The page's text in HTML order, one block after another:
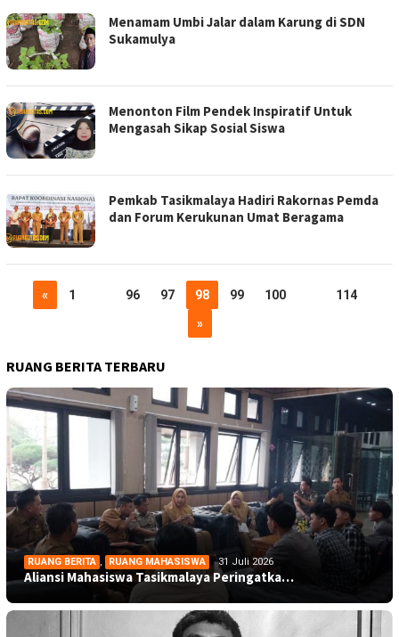
Menamam Umbi Jalar dalam Karung di SDN
Sukamulya
Menonton Film Pendek Inspiratif Untuk
Mengasah Sikap Sosial Siswa
Pemkab Tasikmalaya Hadiri Rakornas Pemda
dan Forum Kerukunan Umat Beragama
« 1 96 97 98 99 100
114
»
RUANG BERITA TERBARU
RUANG BERITA , RUANG MAHASISWA 31 Juli 2026
Aliansi Mahasiswa Tasikmalaya Peringatka…